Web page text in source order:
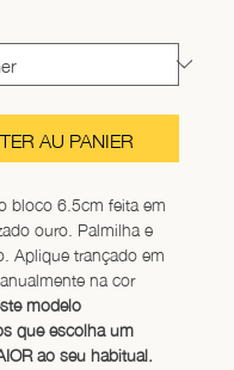
AU PANIER
bloco 6.5cm feita em
ouro. Palmilha e
Aplique trançado em
na cor
modelo
que escolha um
ao seu habitual.